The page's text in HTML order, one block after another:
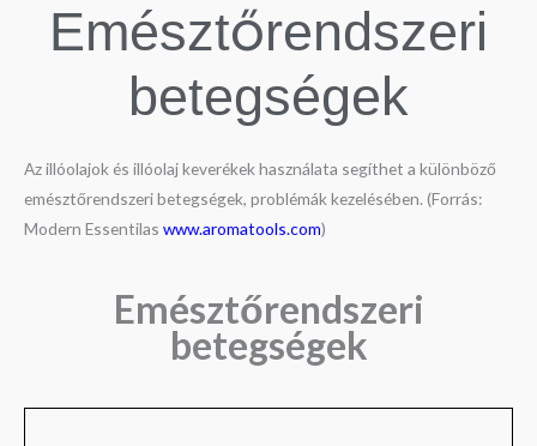
Emésztőrendszeri
betegségek
Az illóolajok és illóolaj keverékek használata segíthet a különböző
emésztőrendszeri betegségek, problémák kezelésében. (Forrás:
Modern Essentilas www.aromatools.com)
Emésztőrendszeri
betegségek